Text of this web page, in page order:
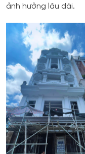
ảnh hưởng lâu dài.